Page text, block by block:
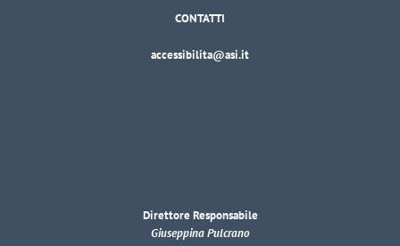
CONTATTI
accessibilita@asi.it
Direttore Responsabile
Giuseppina Pulcrano